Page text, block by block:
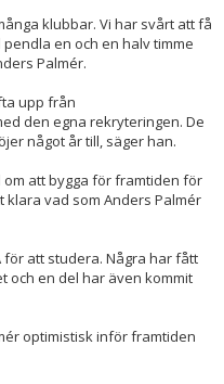
klubbar. Vi har svårt att få
en och en halv timme
Palmér.
upp från
den egna rekryteringen. De
något år till, säger han.
att bygga för framtiden för
klara vad som Anders Palmér
för att studera. Några har fått
och en del har även kommit
optimistisk inför framtiden